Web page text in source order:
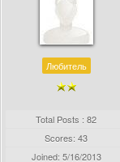
Любитель
Total Posts : 82
Scores: 43
Joined: 5/16/2013